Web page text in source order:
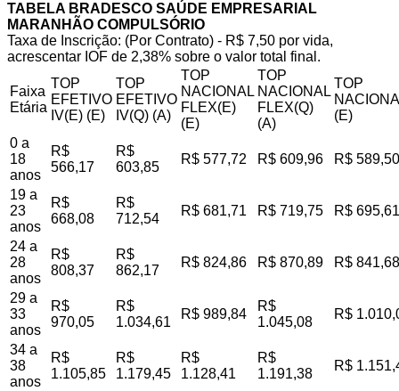
TABELA BRADESCO SAÚDE EMPRESARIAL
MARANHÃO COMPULSÓRIO
Taxa de Inscrição: (Por Contrato) - R$ 7,50 por vida,
acrescentar IOF de 2,38% sobre o valor total final.
Faixa
Etária
TOP
EFETIVO
IV(E) (E)
TOP
EFETIVO
IV(Q) (A)
TOP
NACIONAL
FLEX(E)
(E)
TOP
NACIONAL
FLEX(Q)
(A)
TOP
(E)
0 a
18
anos
R$
566,17
R$
603,85
R$ 577,72 R$ 609,96 R$ 589,50
19 a
23
anos
R$
668,08
R$
712,54
R$ 681,71 R$ 719,75 R$ 695,61
24 a
28
anos
R$
808,37
R$
862,17
R$ 824,86 R$ 870,89 R$ 841,68
29 a
33
anos
R$
970,05
R$
1.034,61
R$ 989,84
R$
1.045,08
R$
34 a
38
anos
R$
1.105,85
R$
1.179,45
R$
1.128,41
R$
1.191,38
R$